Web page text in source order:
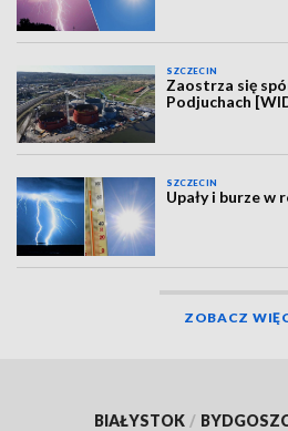
SZCZECIN
Zaostrza się
Podjuchach
SZCZECIN
Upały i burze w
ZOBACZ
BIAŁYSTOK /